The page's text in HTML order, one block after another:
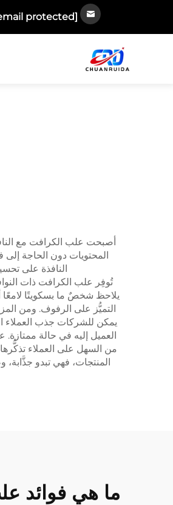
[email protected]
أصبحت علب الكرافت مع
المحتويات دون الحاجة إلى
النافذة على
تُوفِر علب الكرافت ذات
يلاحظ شخصٌ ما بسكويتًا لامعًا
التميُّز على الرفوف. ومن
يمكن للشركات جذب العملاء
العميل إليه في حالة
من السهل على العملاء
المنتجات، فهي تبدو
ما هي فوائد